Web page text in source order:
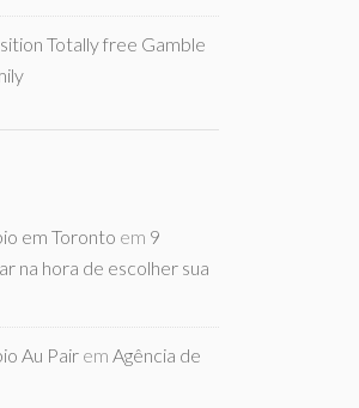
Totally free Gamble
em Toronto em 9
na hora de escolher sua
Au Pair em Agência de